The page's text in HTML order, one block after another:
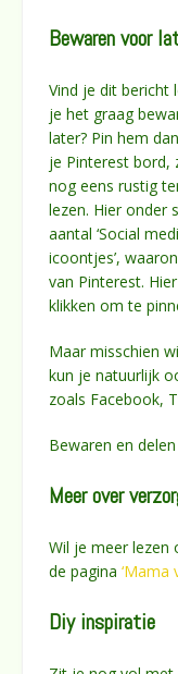
Bewaren voor
Vind je dit bericht
je het graag
later? Pin hem
je Pinterest bord,
nog eens rustig
lezen. Hier onder
aantal ‘Social
icoontjes’,
van Pinterest.
klikken om te
Maar misschien
kun je natuurlijk
zoals Facebook,
Bewaren en
Meer over
Wil je meer lezen
de pagina ‘Mama
Diy inspiratie